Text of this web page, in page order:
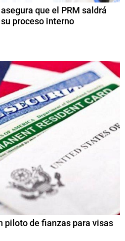
que el PRM saldrá
proceso interno
piloto de fianzas para visas